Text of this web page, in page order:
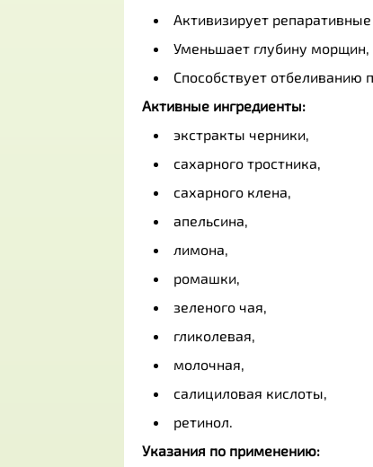
Активизирует
Уменьшает глубину
Способствует отбеливанию
Активные ингредиенты:
экстракты черники,
сахарного тростника,
сахарного клена,
апельсина,
лимона,
ромашки,
зеленого чая,
гликолевая,
молочная,
салициловая кислоты,
ретинол.
Указания по применению: